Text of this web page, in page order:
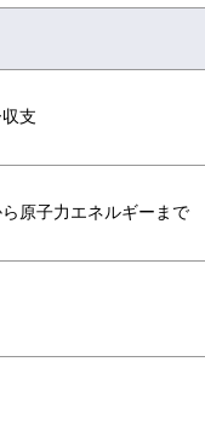
支
原子力エネルギーまで